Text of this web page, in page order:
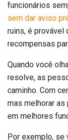
funcionários
sem dar aviso
ruins, é provável
recompensas
Quando você
resolve, as
caminho. Com
mas melhorar
em melhores
Por exemplo,